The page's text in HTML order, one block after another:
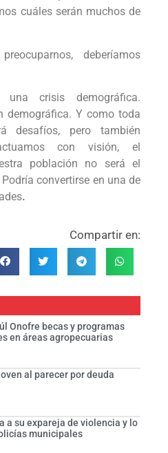
cuáles serán muchos de
deberíamos
crisis demográfica.
demográfica. Y como toda
desafíos, pero también
con visión, el
población no será el
convertirse en una de
.
Compartir en:
Onofre becas y programas
en áreas agropecuarias
al parecer por deuda
a su expareja de violencia y lo
municipales